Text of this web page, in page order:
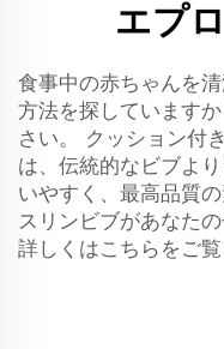
エプ
食事中の赤ちゃんを
方法を探しています
さい。
クッション付
は、伝統的なビブよ
いやすく、最高品質
スリンビブがあなた
詳しくはこちらをご覧